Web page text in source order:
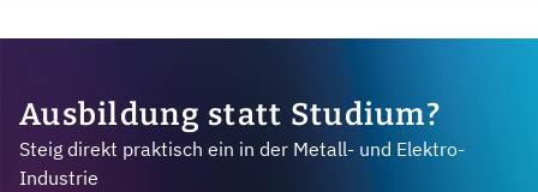
Ausbildung statt Studium?
Steig direkt praktisch ein in der Metall- und Elektro-
Industrie